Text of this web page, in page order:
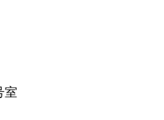
室